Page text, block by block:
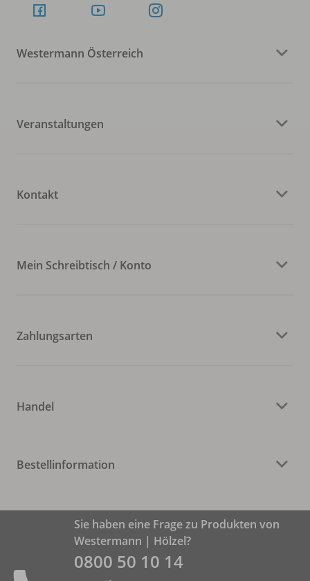
Westermann Österreich
Veranstaltungen
Kontakt
Mein Schreibtisch / Konto
Zahlungsarten
Handel
Bestellinformation
Sie haben eine Frage zu Produkten von
Westermann | Hölzel?
0800 50 10 14